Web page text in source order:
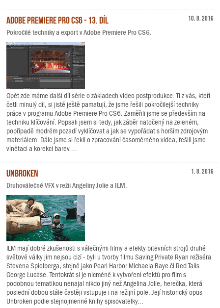
10. 8. 2016
Adobe Premiere Pro CS6 - 13. díl
Pokročilé techniky a export v Adobe Premiere Pro CS6.
Opět zde máme další díl série o základech video postprodukce. Ti z vás, kteří
četli minulý díl, si jistě ještě pamatují, že jsme řešili pokročilejší techniky
práce v programu Adobe Premiere Pro CS6. Zaměřili jsme se především na
techniku klíčování. Popsali jsem si tedy, jak záběr natočený na zeleném,
popřípadě modrém pozadí vyklíčovat a jak se vypořádat s horším zdrojovým
materiálem. Dále jsme si řekli o zpracování časoměrného videa, řešili jsme
vinětaci a korekci barev....
1. 8. 2016
Unbroken
Druhoválečné VFX v režii Angeliny Jolie a ILM.
ILM mají dobré zkušenosti s válečnými filmy a efekty bitevních strojů druhé
světové války jim nejsou cizí - byli u tvorby filmu Saving Private Ryan režiséra
Stevena Spielberga, stejně jako Pearl Harbor Michaela Baye či Red Tails
George Lucase. Tentokrát si je nicméně k vytvoření efektů pro film s
podobnou tematikou nenajal nikdo jiný než Angelina Jolie, herečka, která
poslední dobou stále častěji vstupuje i na režijní pole. Její historický opus
Unbroken podle stejnojmenné knihy spisovatelky...